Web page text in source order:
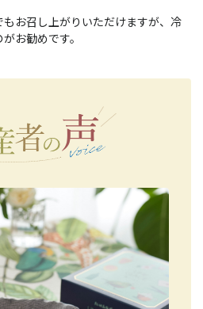
お召し上がりいただけますが、冷
お勧めです。